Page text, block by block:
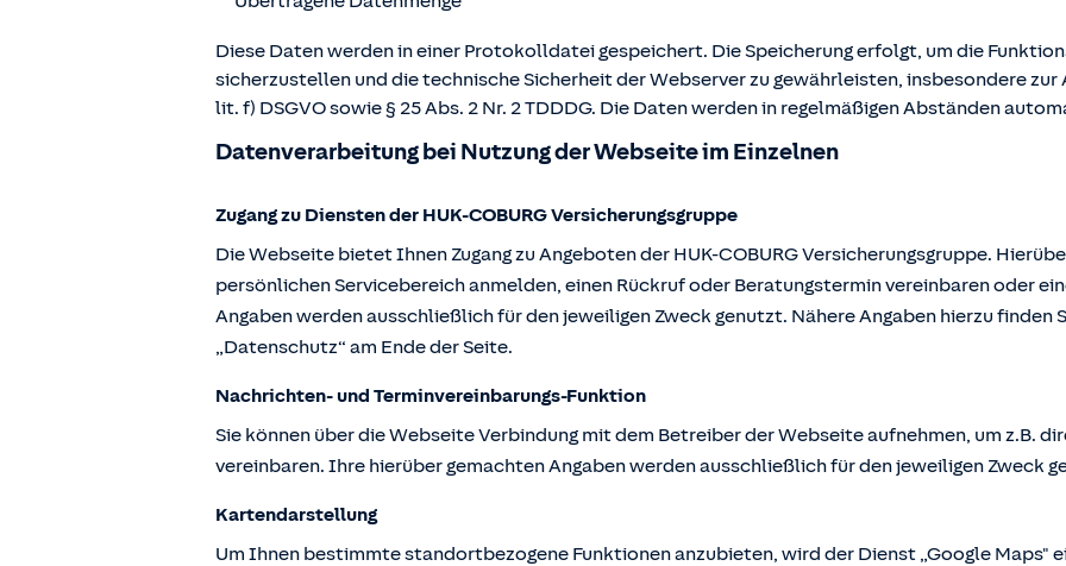
Diese Daten werden in einer Protokolldatei gespeichert. Die Speicherung erfolgt, um die
sicherzustellen und die technische Sicherheit der Webserver zu gewährleisten, insbesondere zur
lit. f) DSGVO sowie § 25 Abs. 2 Nr. 2 TDDDG. Die Daten werden in regelmäßigen Abständen
Datenverarbeitung bei Nutzung der Webseite im Einzelnen
Zugang zu Diensten der HUK-COBURG Versicherungsgruppe
Die Webseite bietet Ihnen Zugang zu Angeboten der HUK-COBURG Versicherungsgruppe.
persönlichen Servicebereich anmelden, einen Rückruf oder Beratungstermin vereinbaren oder
Angaben werden ausschließlich für den jeweiligen Zweck genutzt. Nähere Angaben hierzu finden
„Datenschutz“ am Ende der Seite.
Nachrichten- und Terminvereinbarungs-Funktion
Sie können über die Webseite Verbindung mit dem Betreiber der Webseite aufnehmen, um z.B.
vereinbaren. Ihre hierüber gemachten Angaben werden ausschließlich für den jeweiligen Zweck
Kartendarstellung
Um Ihnen bestimmte standortbezogene Funktionen anzubieten, wird der Dienst „Google Maps"